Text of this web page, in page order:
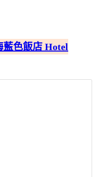
藍色飯店 Hotel